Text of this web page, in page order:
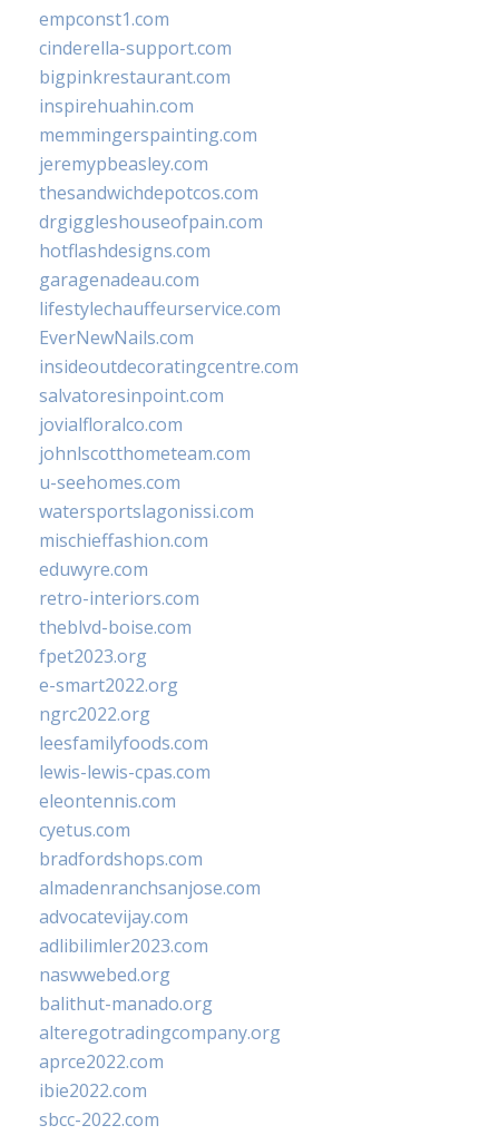
empconst1.com
cinderella-support.com
bigpinkrestaurant.com
inspirehuahin.com
memmingerspainting.com
jeremypbeasley.com
thesandwichdepotcos.com
drgiggleshouseofpain.com
hotflashdesigns.com
garagenadeau.com
lifestylechauffeurservice.com
EverNewNails.com
insideoutdecoratingcentre.com
salvatoresinpoint.com
jovialfloralco.com
johnlscotthometeam.com
u-seehomes.com
watersportslagonissi.com
mischieffashion.com
eduwyre.com
retro-interiors.com
theblvd-boise.com
fpet2023.org
e-smart2022.org
ngrc2022.org
leesfamilyfoods.com
lewis-lewis-cpas.com
eleontennis.com
cyetus.com
bradfordshops.com
almadenranchsanjose.com
advocatevijay.com
adlibilimler2023.com
naswwebed.org
balithut-manado.org
alteregotradingcompany.org
aprce2022.com
ibie2022.com
sbcc-2022.com